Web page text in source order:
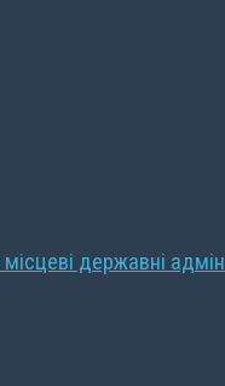
державні